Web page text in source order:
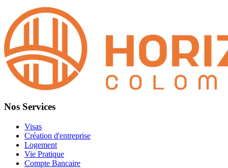
Nos Services
Visas
Création d'entreprise
Logement
Vie Pratique
Compte Bancaire